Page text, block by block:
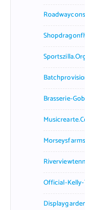
Brasserie-
Official-